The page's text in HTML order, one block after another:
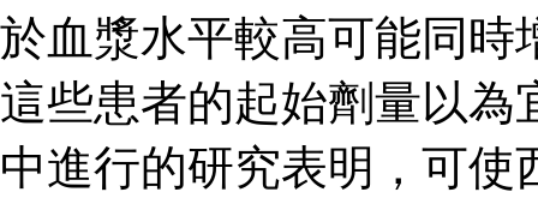
於血漿水平較高可能同時
這些患者的起始劑量以為
中進行的研究表明，可